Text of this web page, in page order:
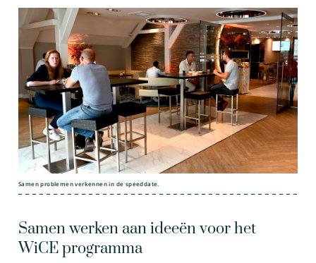
Samen problemen verkennen in de speeddate.
Samen werken aan ideeën voor het
WiCE programma